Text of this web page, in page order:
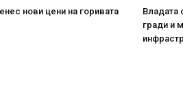
нови цени на горивата
Владата
гради и